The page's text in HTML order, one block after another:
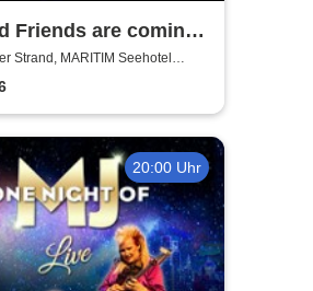
Friends are coming
Strand, MARITIM Seehotel
Strand
20:00 Uhr